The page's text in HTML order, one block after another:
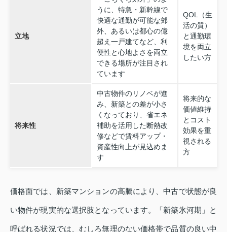
立地
うに、特急・新幹線で
快適な通勤が可能な郊
外、あるいは都心の億
超え一戸建てなど、利
便性と心地よさを両立
できる場所が注目され
ています
QOL（生
活の質）
と通勤環
境を両立
したい方
将来性
中古物件のリノベが進
み、新築との差が小さ
くなっており、省エネ
補助を活用した断熱改
修などで賃料アップ・
資産性向上が見込めま
す
将来的な
価値維持
とコスト
効果を重
視される
方
価格面では、新築マンションの高騰により、中古で状態が良
い物件が現実的な選択肢となっています。「新築氷河期」と
呼ばれる状況では、むしろ無理のない価格帯で品質の良い中